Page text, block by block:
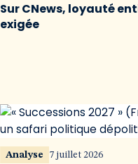
Sur CNews, loyauté
exigée
Analyse 7 juillet 2026